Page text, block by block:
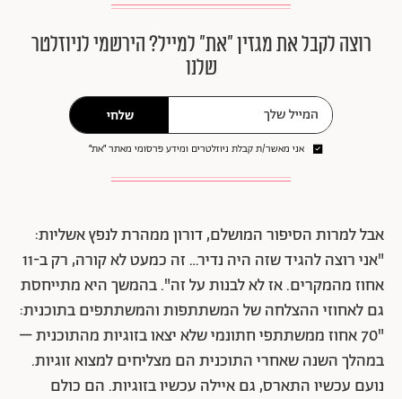
רוצה לקבל את מגזין ״את״ למייל? הירשמי לניוזלטר
שלנו
שלחי
אני מאשר/ת קבלת ניוזלטרים ומידע פרסומי מאתר ״את״
אבל למרות הסיפור המושלם, דורון ממהרת לנפץ אשליות:
"אני רוצה להגיד שזה היה נדיר… זה כמעט לא קורה, רק ב-11
אחוז מהמקרים. אז לא לבנות על זה". בהמשך היא מתייחסת
גם לאחוזי ההצלחה של המשתתפות והמשתתפים בתוכנית:
"70 אחוז ממשתתפי חתונמי שלא יצאו בזוגיות מהתוכנית –
במהלך השנה שאחרי התוכנית הם מצליחים למצוא זוגיות.
נועם עכשיו התארס, גם איילה עכשיו בזוגיות. הם כולם